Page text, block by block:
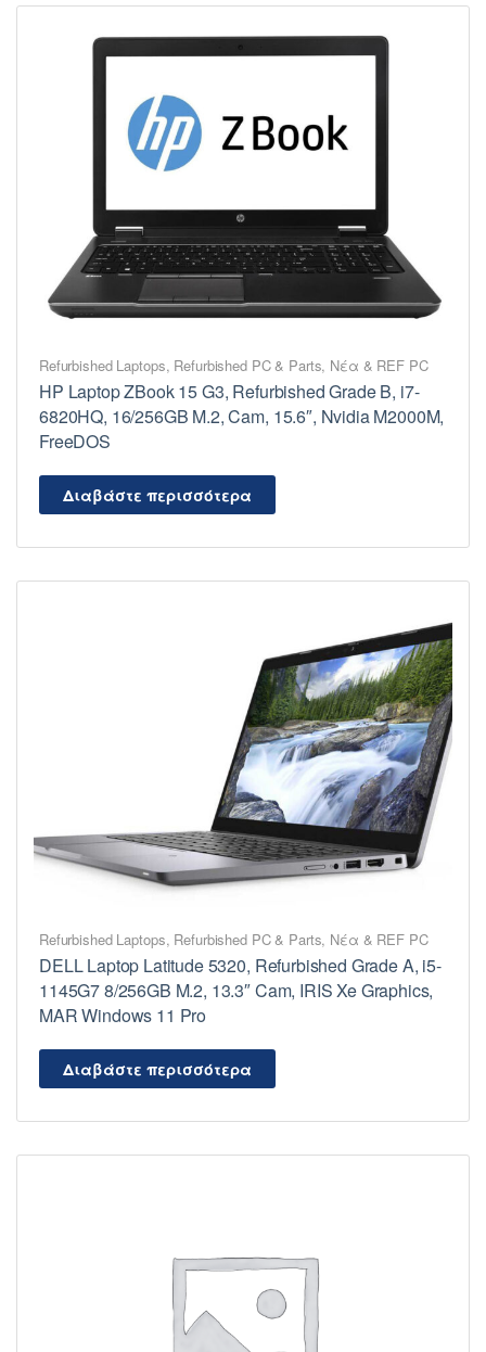
Refurbished Laptops, Refurbished PC & Parts, Νέα & REF PC
HP Laptop ZBook 15 G3, Refurbished Grade B, i7-
6820HQ, 16/256GB M.2, Cam, 15.6″, Nvidia M2000M,
FreeDOS
Διαβάστε περισσότερα
Refurbished Laptops, Refurbished PC & Parts, Νέα & REF PC
DELL Laptop Latitude 5320, Refurbished Grade A, i5-
1145G7 8/256GB M.2, 13.3″ Cam, IRIS Xe Graphics,
MAR Windows 11 Pro
Διαβάστε περισσότερα